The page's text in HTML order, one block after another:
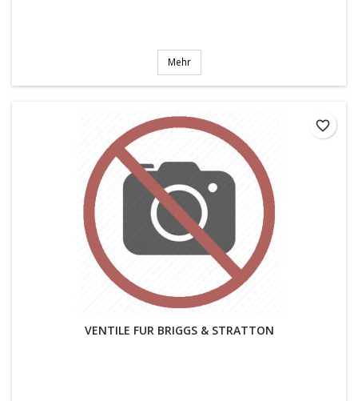
Mehr
VENTILE FUR BRIGGS & STRATTON
favorite_border